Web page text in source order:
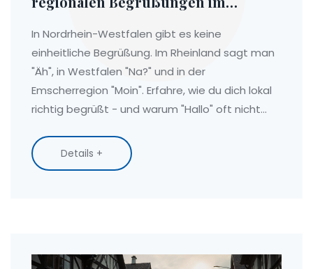
In Nordrhein-Westfalen gibt es keine
einheitliche Begrüßung. Im Rheinland sagt man
"Äh", in Westfalen "Na?" und in der
Emscherregion "Moin". Erfahre, wie du dich lokal
richtig begrüßt - und warum "Hallo" oft nicht
Details +